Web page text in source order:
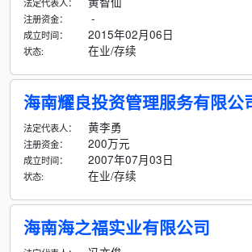
注册资金： -
成立时间： 2015年02月06日
状态: 在业/存续
海南耀良投资管理服务有限公
法定代表人： 黄李勇
注册资金： 200万元
成立时间： 2007年07月03日
状态: 在业/存续
海南海之福实业有限公司